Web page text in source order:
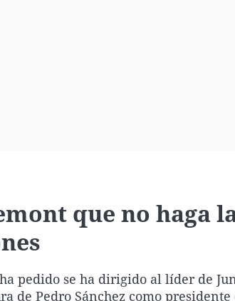
que no haga
pedido se ha dirigido al líder de
de Pedro Sánchez como